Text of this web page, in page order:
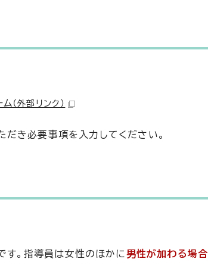
（外部リンク）
だき必要事項を入力してください。
す。指導員は女性のほかに 男性が加わる場合